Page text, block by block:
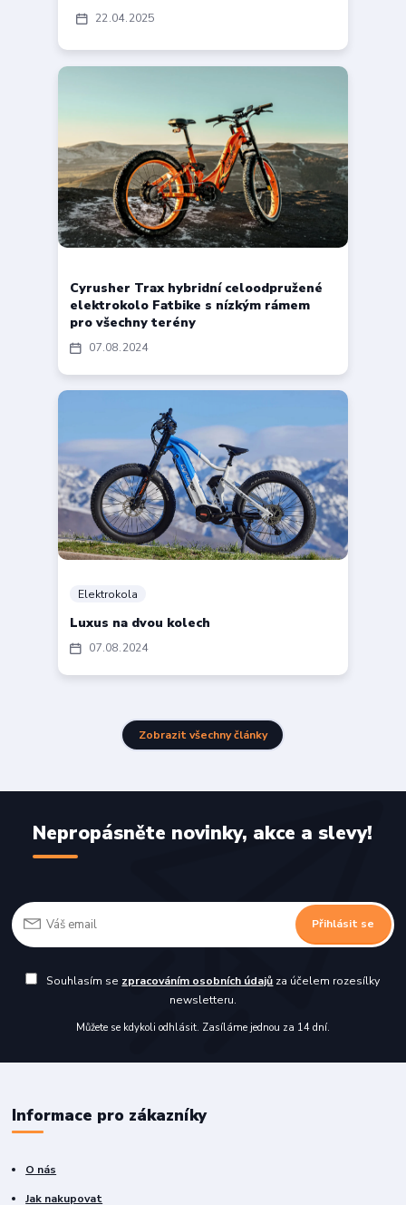
22 04 2025
07 08 2024
Cyrusher Trax hybridní celoodpružené
elektrokolo Fatbike s nízkým rámem
pro všechny terény
07 08 2024
Elektrokola
Luxus na dvou kolech
Zobrazit všechny články
Nepropásněte novinky, akce a slevy!
Přihlásit se
Souhlasím se zpracováním osobních údajů za účelem rozesílky
newsletteru.
Můžete se kdykoli odhlásit. Zasíláme jednou za 14 dní.
Informace pro zákazníky
O nás
Jak nakupovat